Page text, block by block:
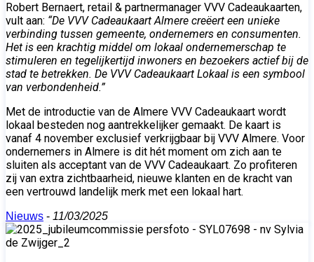
Robert Bernaert, retail & partnermanager VVV Cadeaukaarten,
vult aan: “De VVV Cadeaukaart Almere creëert een unieke
verbinding tussen gemeente, ondernemers en consumenten.
Het is een krachtig middel om lokaal ondernemerschap te
stimuleren en tegelijkertijd inwoners en bezoekers actief bij de
stad te betrekken. De VVV Cadeaukaart Lokaal is een symbool
van verbondenheid.”
Met de introductie van de Almere VVV Cadeaukaart wordt
lokaal besteden nog aantrekkelijker gemaakt. De kaart is
vanaf 4 november exclusief verkrijgbaar bij VVV Almere. Voor
ondernemers in Almere is dit hét moment om zich aan te
sluiten als acceptant van de VVV Cadeaukaart. Zo profiteren
zij van extra zichtbaarheid, nieuwe klanten en de kracht van
een vertrouwd landelijk merk met een lokaal hart.
Nieuws - 11/03/2025